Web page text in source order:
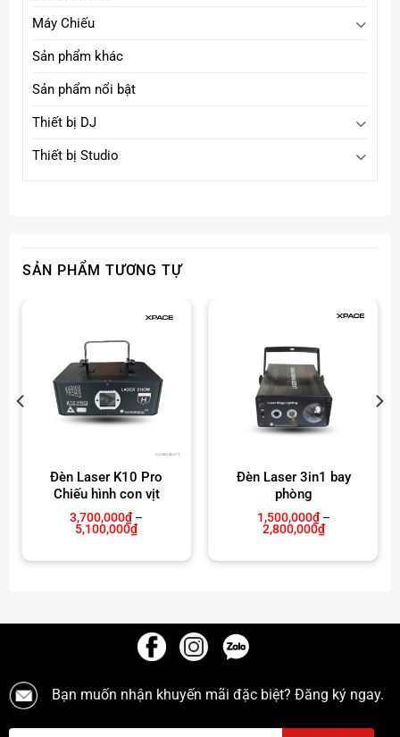
Máy Chiếu
Sản phẩm khác
Sản phẩm nổi bật
Thiết bị DJ
Thiết bị Studio
SẢN PHẨM TƯƠNG TỰ
Đèn Laser K10 Pro
Chiếu hình con vịt
3,700,000₫ –
5,100,000₫Khoảng
giá:
3,700,000₫
Đèn Laser 3in1 bay
phòng
1,500,000₫ –
2,800,000₫Khoảng
giá:
1,500,000₫
Bạn muốn nhận khuyến mãi đặc biệt? Đăng ký ngay.